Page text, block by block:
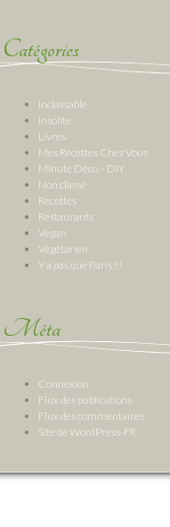
Catégories
Inclassable
Insolite
Livres
Mes Recettes Chez Vous
Minute Deco – DIY
Non classé
Recettes
Restaurants
Vegan
Végétarien
Y a pas que Paris !!!
Méta
Connexion
Flux des publications
Flux des commentaires
Site de WordPress-FR